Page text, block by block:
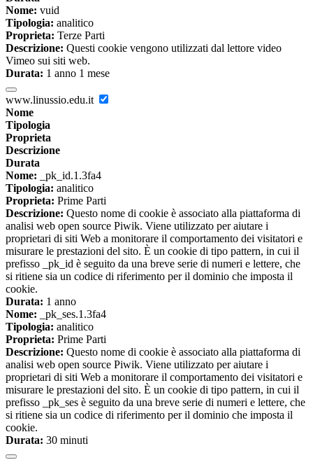
Nome: vuid
Tipologia: analitico
Proprieta: Terze Parti
Descrizione: Questi cookie vengono utilizzati dal lettore video
Vimeo sui siti web.
Durata: 1 anno 1 mese
www.linussio.edu.it
Nome
Tipologia
Proprieta
Descrizione
Durata
Nome: _pk_id.1.3fa4
Tipologia: analitico
Proprieta: Prime Parti
Descrizione: Questo nome di cookie è associato alla piattaforma di
analisi web open source Piwik. Viene utilizzato per aiutare i
proprietari di siti Web a monitorare il comportamento dei visitatori e
misurare le prestazioni del sito. È un cookie di tipo pattern, in cui il
prefisso _pk_id è seguito da una breve serie di numeri e lettere, che
si ritiene sia un codice di riferimento per il dominio che imposta il
cookie.
Durata: 1 anno
Nome: _pk_ses.1.3fa4
Tipologia: analitico
Proprieta: Prime Parti
Descrizione: Questo nome di cookie è associato alla piattaforma di
analisi web open source Piwik. Viene utilizzato per aiutare i
proprietari di siti Web a monitorare il comportamento dei visitatori e
misurare le prestazioni del sito. È un cookie di tipo pattern, in cui il
prefisso _pk_ses è seguito da una breve serie di numeri e lettere, che
si ritiene sia un codice di riferimento per il dominio che imposta il
cookie.
Durata: 30 minuti